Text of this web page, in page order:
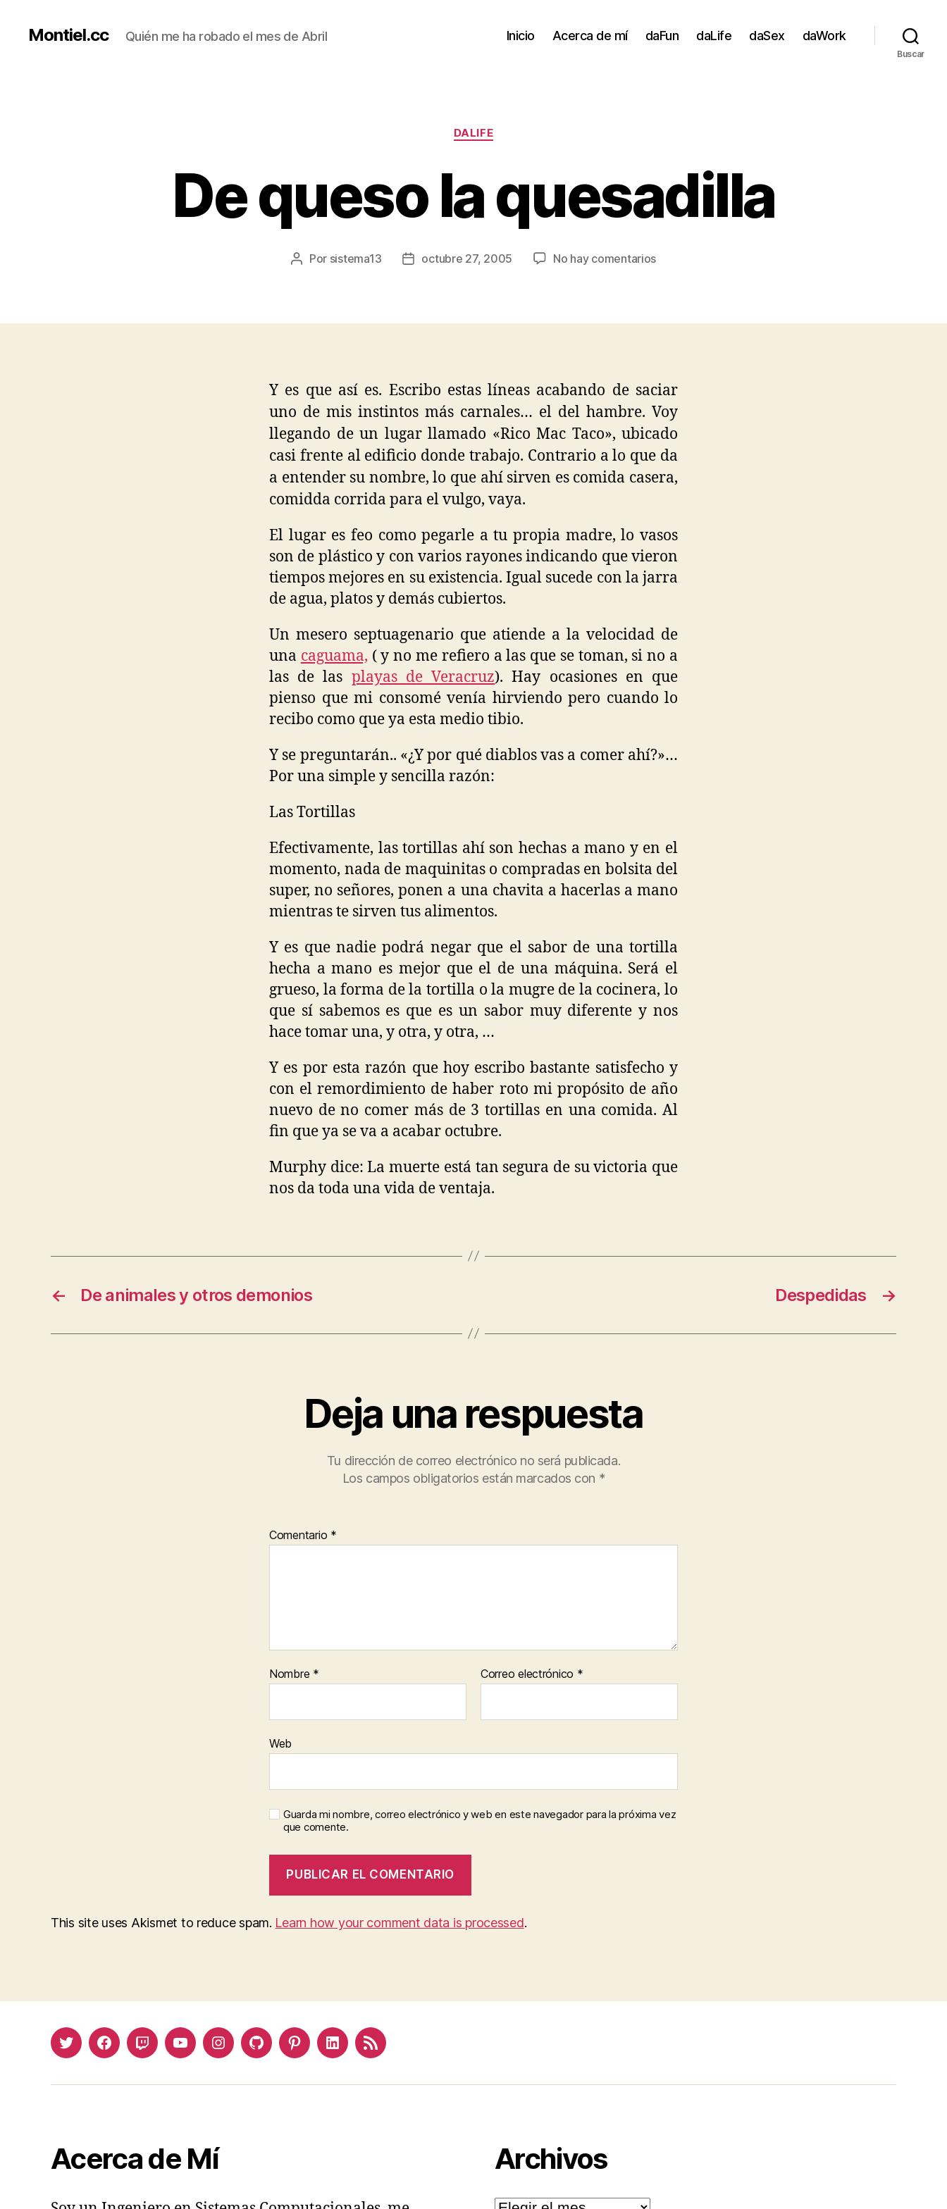
Montiel.cc Quién me ha robado el mes de Abril Inicio Acerca de mí daFun daLife daSex daWork
Buscar
Categorías
DALIFE
De queso la quesadilla
Autor
Por sistema13
Fechaoctubre 27, 2005 No hay comentariosen
quesadilla
Y es que así es. Escribo estas líneas acabando de saciar
uno de mis instintos más carnales… el del hambre. Voy
llegando de un lugar llamado «Rico Mac Taco», ubicado
casi frente al edificio donde trabajo. Contrario a lo que da
a entender su nombre, lo que ahí sirven es comida casera,
comidda corrida para el vulgo, vaya.
El lugar es feo como pegarle a tu propia madre, lo vasos
son de plástico y con varios rayones indicando que vieron
tiempos mejores en su existencia. Igual sucede con la jarra
de agua, platos y demás cubiertos.
Un mesero septuagenario que atiende a la velocidad de
una caguama, ( y no me refiero a las que se toman, si no a
las de las playas de Veracruz). Hay ocasiones en que
pienso que mi consomé venía hirviendo pero cuando lo
recibo como que ya esta medio tibio.
Y se preguntarán.. «¿Y por qué diablos vas a comer ahí?»…
Por una simple y sencilla razón:
Las Tortillas
Efectivamente, las tortillas ahí son hechas a mano y en el
momento, nada de maquinitas o compradas en bolsita del
super, no señores, ponen a una chavita a hacerlas a mano
mientras te sirven tus alimentos.
Y es que nadie podrá negar que el sabor de una tortilla
hecha a mano es mejor que el de una máquina. Será el
grueso, la forma de la tortilla o la mugre de la cocinera, lo
que sí sabemos es que es un sabor muy diferente y nos
hace tomar una, y otra, y otra, …
Y es por esta razón que hoy escribo bastante satisfecho y
con el remordimiento de haber roto mi propósito de año
nuevo de no comer más de 3 tortillas en una comida. Al
fin que ya se va a acabar octubre.
Murphy dice: La muerte está tan segura de su victoria que
nos da toda una vida de ventaja.
← De animales y otros demonios →
Despedidas
Deja una respuesta
Tu dirección de correo electrónico no será publicada.
Los campos obligatorios están marcados con *
Comentario *
Nombre * Correo electrónico *
Web
Guarda mi nombre, correo electrónico y web en este navegador para la próxima vez
que comente.
This site uses Akismet to reduce spam. Learn how your comment data is processed.
TwitterFacebookTwitchYoutubeInstagramGithubPinterestLinkedinFeed
Acerca de Mí Archivos
Archivos